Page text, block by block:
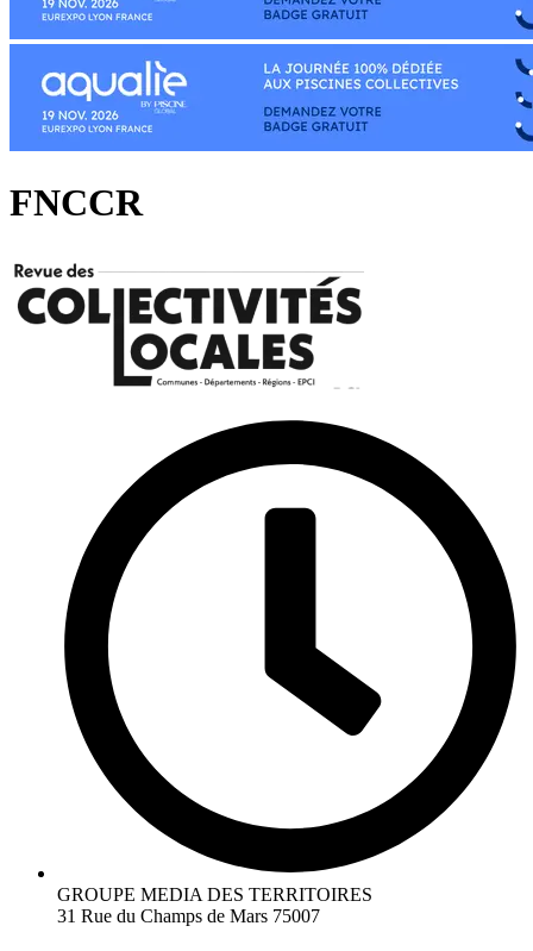
FNCCR
GROUPE MEDIA DES TERRITOIRES
31 Rue du Champs de Mars 75007